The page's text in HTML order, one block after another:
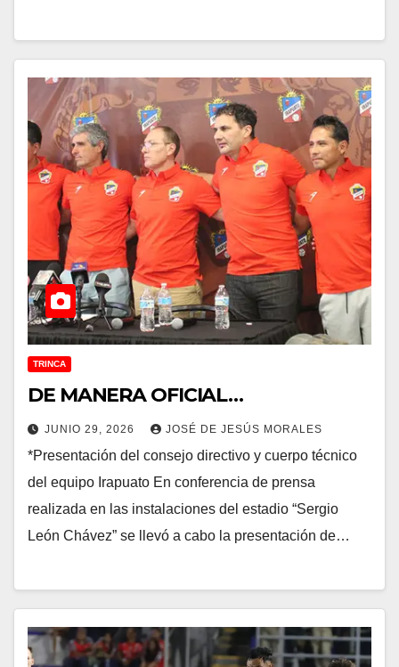
TRINCA
DE MANERA OFICIAL…
JUNIO 29, 2026 JOSÉ DE JESÚS MORALES
*Presentación del consejo directivo y cuerpo técnico
del equipo Irapuato En conferencia de prensa
realizada en las instalaciones del estadio “Sergio
León Chávez” se llevó a cabo la presentación de…